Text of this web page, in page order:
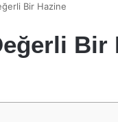
Bir Hazine
Bir